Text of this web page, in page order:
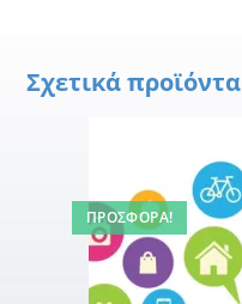
Σχετικά προϊόντα
ΠΡΟΣΦΟΡΆ!